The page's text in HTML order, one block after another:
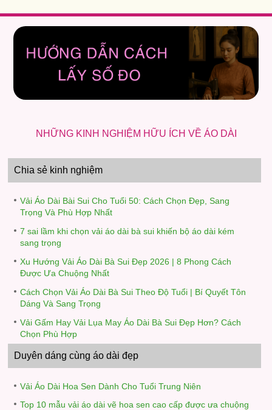
NHỮNG KINH NGHIỆM HỮU ÍCH VỀ ÁO DÀI
Chia sẻ kinh nghiệm
Vải Áo Dài Bài Sui Cho Tuổi 50: Cách Chọn Đẹp, Sang
Trọng Và Phù Hợp Nhất
7 sai lầm khi chọn vải áo dài bà sui khiến bộ áo dài kém
sang trọng
Xu Hướng Vải Áo Dài Bà Sui Đẹp 2026 | 8 Phong Cách
Được Ưa Chuộng Nhất
Cách Chọn Vải Áo Dài Bà Sui Theo Độ Tuổi | Bí Quyết Tôn
Dáng Và Sang Trọng
Vải Gấm Hay Vải Lụa May Áo Dài Bà Sui Đẹp Hơn? Cách
Chọn Phù Hợp
Duyên dáng cùng áo dài đẹp
Vải Áo Dài Hoa Sen Dành Cho Tuổi Trung Niên
Top 10 mẫu vải áo dài vẽ hoa sen cao cấp được ưa chuộng